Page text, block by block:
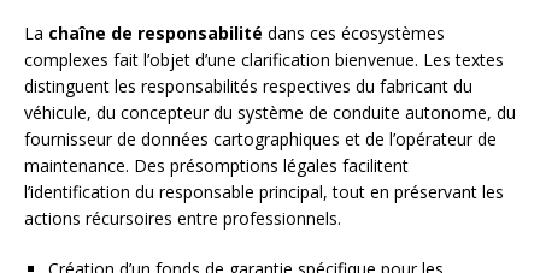
La chaîne de responsabilité dans ces écosystèmes
complexes fait l’objet d’une clarification bienvenue. Les textes
distinguent les responsabilités respectives du fabricant du
véhicule, du concepteur du système de conduite autonome, du
fournisseur de données cartographiques et de l’opérateur de
maintenance. Des présomptions légales facilitent
l’identification du responsable principal, tout en préservant les
actions récursoires entre professionnels.